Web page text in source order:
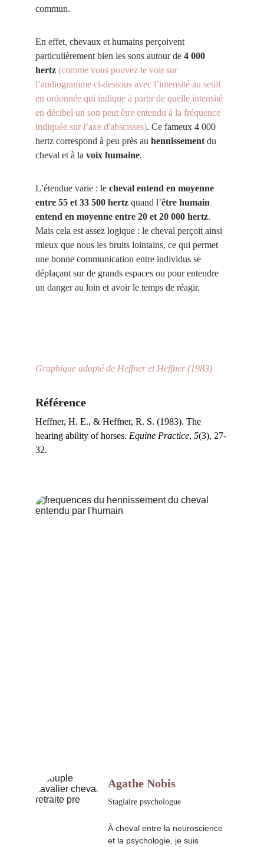
commun.
En effet, chevaux et humains perçoivent
particulièrement bien les sons autour de 4 000
hertz (comme vous pouvez le voir sur
l’audiogramme ci-dessous avec l’intensité au seuil
en ordonnée qui indique à partir de quelle intensité
en décibel un son peut être entendu à la fréquence
indiquée sur l’axe d'abscisses). Ce fameux 4 000
hertz correspond à peu près au hennissement du
cheval et à la voix humaine.
L’étendue varie : le cheval entend en moyenne
entre 55 et 33 500 hertz quand l’être humain
entend en moyenne entre 20 et 20 000 hertz.
Mais cela est assez logique : le cheval perçoit ainsi
mieux que nous les bruits lointains, ce qui permet
une bonne communication entre individus se
déplaçant sur de grands espaces ou pour entendre
un danger au loin et avoir le temps de réagir.
Graphique adapté de Heffner et Heffner (1983)
Référence
Heffner, H. E., & Heffner, R. S. (1983). The
hearing ability of horses. Equine Practice, 5(3), 27-
32.
Agathe Nobis
Stagiaire psychologue
À cheval entre la neuroscience
et la psychologie, je suis